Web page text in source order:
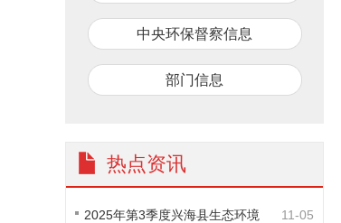
中央环保督察信息
部门信息
热点资讯
11-05
2025年第3季度兴海县生态环境